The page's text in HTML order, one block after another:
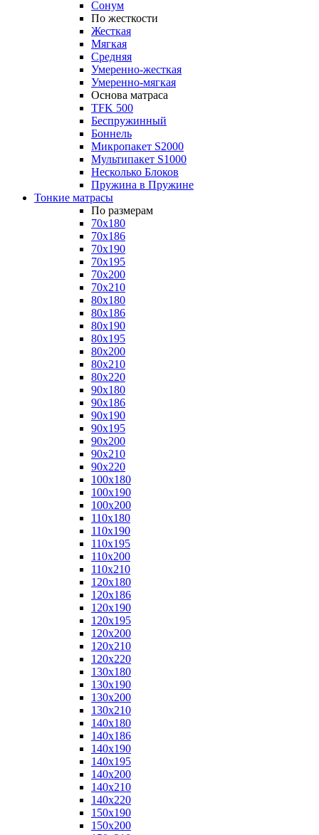
Сонум
По жесткости
Жесткая
Мягкая
Средняя
Умеренно-жесткая
Умеренно-мягкая
Основа матраса
TFK 500
Беспружинный
Боннель
Микропакет S2000
Мультипакет S1000
Несколько Блоков
Пружина в Пружине
Тонкие матрасы
По размерам
70x180
70x186
70x190
70x195
70x200
70x210
80x180
80x186
80x190
80x195
80x200
80x210
80x220
90x180
90x186
90x190
90x195
90x200
90x210
90x220
100x180
100x190
100x200
110x180
110x190
110x195
110x200
110x210
120x180
120x186
120x190
120x195
120x200
120x210
120x220
130x180
130x190
130x200
130x210
140x180
140x186
140x190
140x195
140x200
140x210
140x220
150x190
150x200